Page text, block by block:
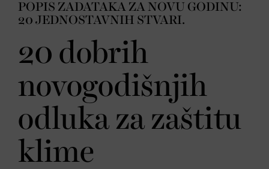
POPIS ZADATAKA ZA NOVU GODINU:
20 JEDNOSTAVNIH STVARI.
20 dobrih
novogodišnjih
odluka za zaštitu
klime